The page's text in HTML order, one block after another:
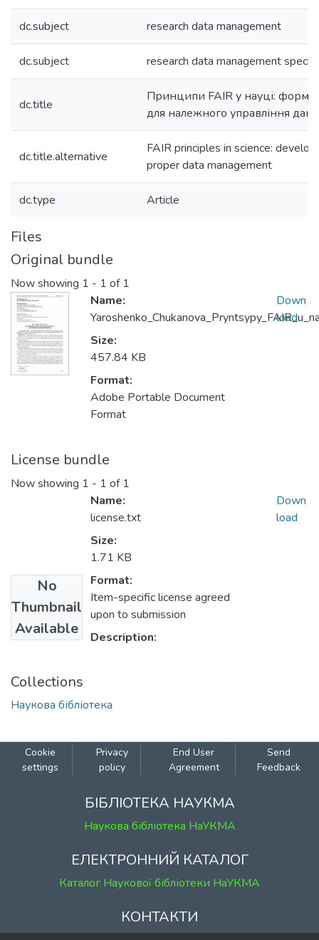
dc.subject research data management
dc.subject research data management
dc.title
Принципи FAIR у науці:
для належного управління
dc.title.alternative
FAIR principles in science:
proper data management
dc.type Article
Files
Original bundle
Now showing 1 - 1 of 1
Name:
Size:
457.84 KB
Format:
Adobe Portable Document
Format
Down
load
License bundle
Now showing 1 - 1 of 1
No
Thumbnail
Available
Name:
license.txt
Size:
1.71 KB
Format:
Item-specific license agreed
upon to submission
Description:
Down
load
Collections
Наукова бібліотека
Cookie
settings
Privacy
policy
End User
Agreement
Send
Feedback
БІБЛІОТЕКА НАУКМА
Наукова бібліотека НаУКМА
ЕЛЕКТРОННИЙ КАТАЛОГ
Каталог Наукової бібліотеки НаУКМА
КОНТАКТИ